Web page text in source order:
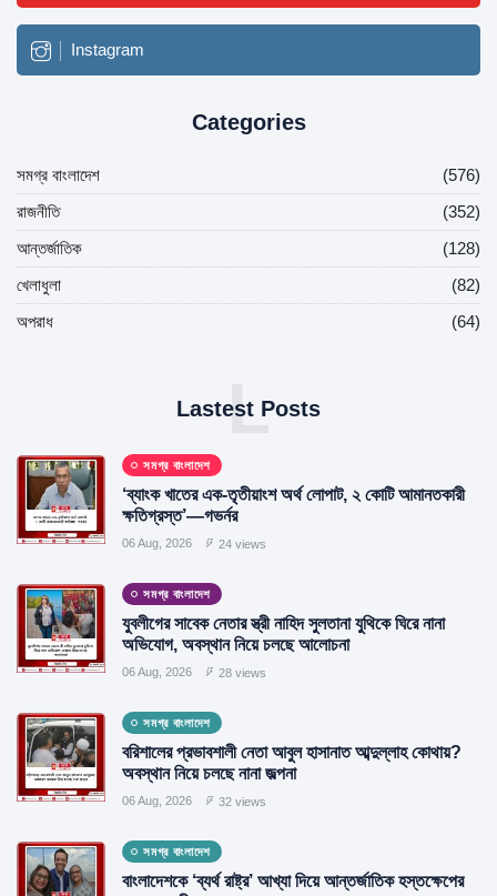
Instagram
Categories
সমগ্র বাংলাদেশ
(576)
রাজনীতি
(352)
আন্তর্জাতিক
(128)
খেলাধুলা
(82)
অপরাধ
(64)
Lastest Posts
L
সমগ্র বাংলাদেশ
‘ব্যাংক খাতের এক-তৃতীয়াংশ অর্থ লোপাট, ২ কোটি আমানতকারী
ক্ষতিগ্রস্ত’—গভর্নর
06 Aug, 2026 24 views
সমগ্র বাংলাদেশ
যুবলীগের সাবেক নেতার স্ত্রী নাহিদ সুলতানা যুথিকে ঘিরে নানা
অভিযোগ, অবস্থান নিয়ে চলছে আলোচনা
06 Aug, 2026 28 views
সমগ্র বাংলাদেশ
বরিশালের প্রভাবশালী নেতা আবুল হাসানাত আব্দুল্লাহ কোথায়?
অবস্থান নিয়ে চলছে নানা জল্পনা
06 Aug, 2026 32 views
সমগ্র বাংলাদেশ
বাংলাদেশকে ‘ব্যর্থ রাষ্ট্র’ আখ্যা দিয়ে আন্তর্জাতিক হস্তক্ষেপের